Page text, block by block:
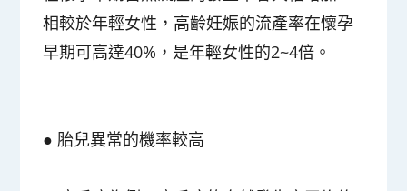
相較於年輕女性，高齡妊娠的流產率在懷孕
早期可高達40%，是年輕女性的2~4倍。
● 胎兒異常的機率較高